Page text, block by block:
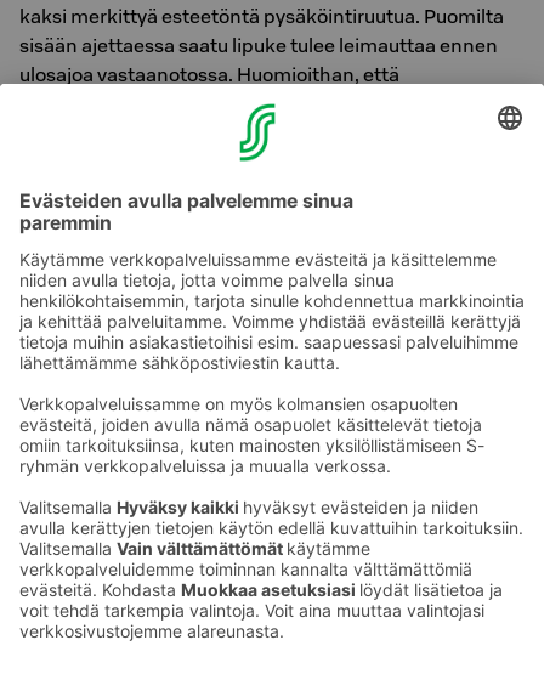
kaksi merkittyä esteetöntä pysäköintiruutua. Puomilta
sisään ajettaessa saatu lipuke tulee leimauttaa ennen
ulosajoa vastaanotossa. Huomioithan, että
pysäköintihallin alemmalta tasolta ei ole esteetöntä
Allasosastolle saatavissa ennakkovarauksella Splash
Aquatic Lift – nostin. Nostin varattava vähintään
vuorokautta ennen majoittumista.
Ota yhteyttä
Hotellien yhteystiedot
Asiakaspalvelun yhteystiedot›
Palaute
Anna palautetta
Sokos Hotels uutiskirje
Tilaa uutiskirje
Saat Sokos Hotellien uusimmat
edut ja uutiset sähköpostiisi
kuukausittain.
Palkinnot ja sertifikaatit
Sokos Hotels somessa
Sokos Hotels
Facebookissa
Sokos Hotels
Sokos
Hotels
Sokos
Hotels